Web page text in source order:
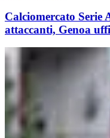
Calciomercato Serie
attaccanti, Genoa